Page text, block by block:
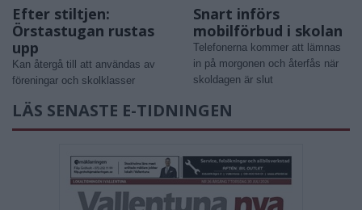
Efter stiltjen:
Örstastugan rustas
upp
Kan återgå till att användas av
föreningar och skolklasser
Snart införs
mobilförbud i skolan
Telefonerna kommer att lämnas
in på morgonen och återfås när
skoldagen är slut
LÄS SENASTE E-TIDNINGEN